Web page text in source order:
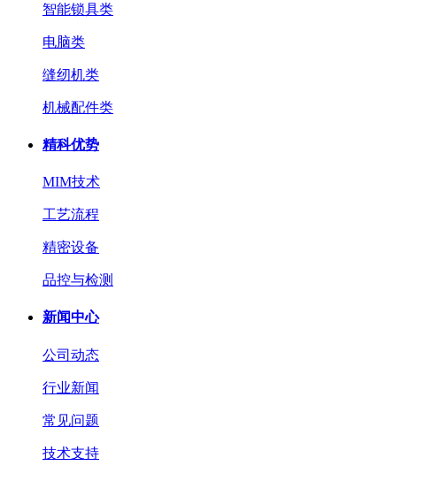
智能锁具类
电脑类
缝纫机类
机械配件类
精科优势
MIM技术
工艺流程
精密设备
品控与检测
新闻中心
公司动态
行业新闻
常见问题
技术支持